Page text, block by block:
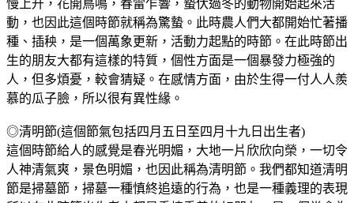
慢上升，花開鳥鳴，春雷乍響，蟄伏過冬的動物開始起來活
動，也因此這個時節就稱為驚蟄。此時農人們大都開始忙著播
種、插秧，是一個萬象更新，活動力起點的時節。在此時節出
生的朋友大都有這樣的特質，個性方面是一個暴發力極強的
人，但多煩憂，較會猜疑。在感情方面，由於生得一付人人羨
慕的瓜子臉，所以很有異性緣。
◎清明節(這個節氣包括四月五日至四月十九日出生者)
這個時節給人的感覺是春光明媚，大地一片欣欣向榮，一切令
人神清氣爽，景色明媚，也因此稱為清明節。我們都知道清明
節是掃墓節，掃墓一種慎終追遠的行為，也是一種義理的表現